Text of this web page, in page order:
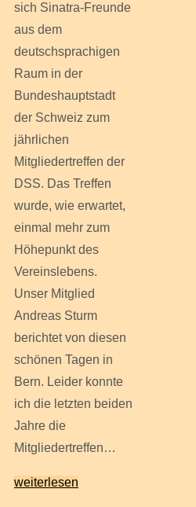
sich Sinatra-Freunde
aus dem
deutschsprachigen
Raum in der
Bundeshauptstadt
der Schweiz zum
jährlichen
Mitgliedertreffen der
DSS. Das Treffen
wurde, wie erwartet,
einmal mehr zum
Höhepunkt des
Vereinslebens.
Unser Mitglied
Andreas Sturm
berichtet von diesen
schönen Tagen in
Bern. Leider konnte
ich die letzten beiden
Jahre die
Mitgliedertreffen…
weiterlesen